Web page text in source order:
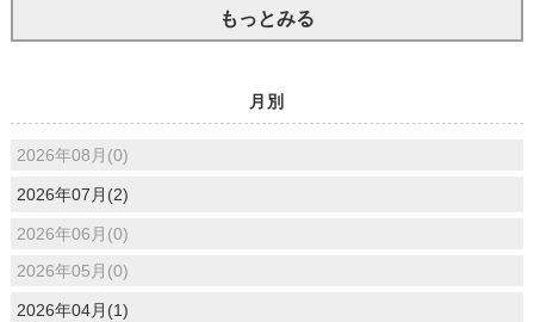
もっとみる
月別
2026年08月(0)
2026年07月(2)
2026年06月(0)
2026年05月(0)
2026年04月(1)